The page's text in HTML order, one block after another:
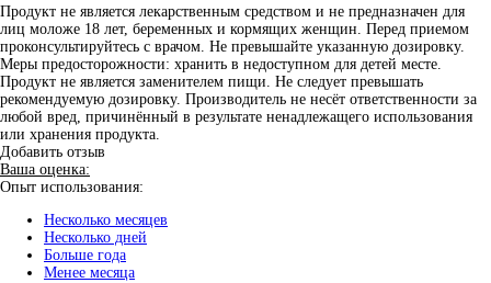
Продукт не является лекарственным средством и не предназначен для
лиц моложе 18 лет, беременных и кормящих женщин. Перед приемом
проконсультируйтесь с врачом. Не превышайте указанную дозировку.
Меры предосторожности: хранить в недоступном для детей месте.
Продукт не является заменителем пищи. Не следует превышать
рекомендуемую дозировку. Производитель не несёт ответственности за
любой вред, причинённый в результате ненадлежащего использования
или хранения продукта.
Добавить отзыв
Ваша оценка:
Опыт использования:
Несколько месяцев
Несколько дней
Больше года
Менее месяца